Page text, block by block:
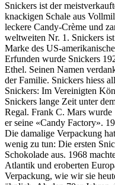
Snickers ist der
knackigen Schale aus
leckere Candy-Crème und
weltweiten Nr. 1. Snickers
Marke des US-
Erfunden wurde Snickers
Ethel. Seinen Namen
der Familie. Snickers hiess
Snickers: Im Vereinigten
Snickers lange Zeit unter
Regal. Frank C. Mars wurde
er seine «Candy Factory».
Die damalige Verpackung
wenig zu tun: Die ersten
Schokolade aus. 1968
Atlantik und eroberten
Verpackung, wie wir sie